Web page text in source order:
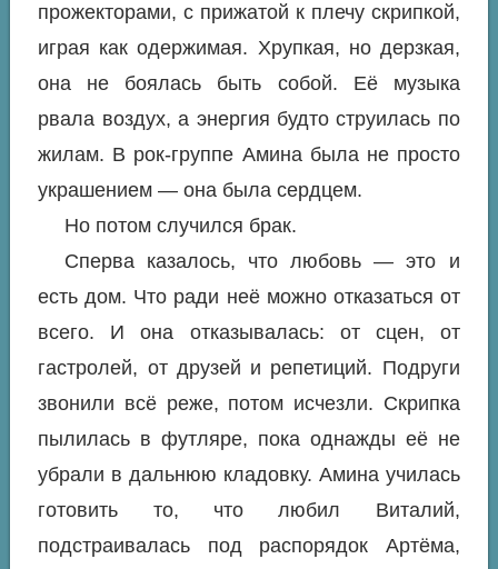
прожекторами, с прижатой к плечу скрипкой,
играя как одержимая. Хрупкая, но дерзкая,
она не боялась быть собой. Её музыка
рвала воздух, а энергия будто струилась по
жилам. В рок-группе Амина была не просто
украшением — она была сердцем.
Но потом случился брак.
Сперва казалось, что любовь — это и
есть дом. Что ради неё можно отказаться от
всего. И она отказывалась: от сцен, от
гастролей, от друзей и репетиций. Подруги
звонили всё реже, потом исчезли. Скрипка
пылилась в футляре, пока однажды её не
убрали в дальнюю кладовку. Амина училась
готовить то, что любил Виталий,
подстраивалась под распорядок Артёма,